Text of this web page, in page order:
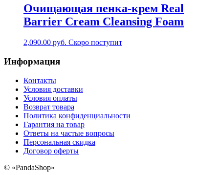
Очищающая пенка-крем Real
Barrier Cream Cleansing Foam
2,090.00 руб. Скоро поступит
Информация
Контакты
Условия доставки
Условия оплаты
Возврат товара
Политика конфиденциальности
Гарантия на товар
Ответы на частые вопросы
Персональная скидка
Договор оферты
© «PandaShop»